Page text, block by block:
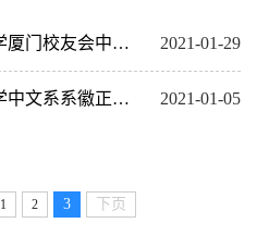
2021-01-29
百年系庆专稿：厦门大学厦门校友会中文分会致海内外全体系友捐赠倡议书
2021-01-05
百年系庆专稿：厦门大学中文系系徽正式发布
1 2 3 下页